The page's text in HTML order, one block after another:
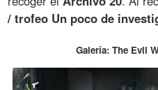
/ trofeo Un poco de
Galería: The Evil